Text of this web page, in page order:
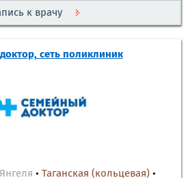
к врачу
сеть поликлиник
• Таганская (кольцевая) •